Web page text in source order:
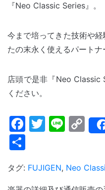
『Neo Classic Series』。
今まで培ってきた技術や
たの末永く使えるパートナ
店頭で是非『Neo Classic
ください。
Facebook
Twitter
Line
タグ: FUJIGEN, Neo